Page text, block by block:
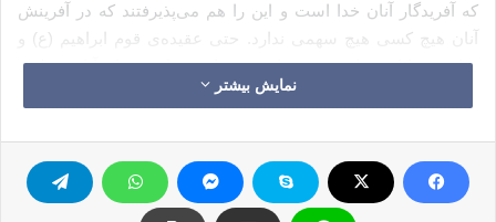
که آفریدگار آنان خدا است و این را هم می‌پذیرفتند که در آفرینش
آنان هیچ کسی هیچ سهمی ندارد. حتی عقیده‌ی قوم ابراهیم (ع) و
تمام مشرکان درباره‌ی معبودان خودشان هم این بود که آنان مخلوق
خدا هستند. غیر از دهریان، هیچ کس دیگری در دنیا، منکر آفریدگار
بود که من تنها عبادت کسی را درست و برحق می دانم که مرا
آفریده است.کس دیگری چگونه می تواند مستحق عبادت من باشد،
در حالی که در آفرینش من هیچ سهمی نداشته است. مخلوق خالق
نمایش بیشتر